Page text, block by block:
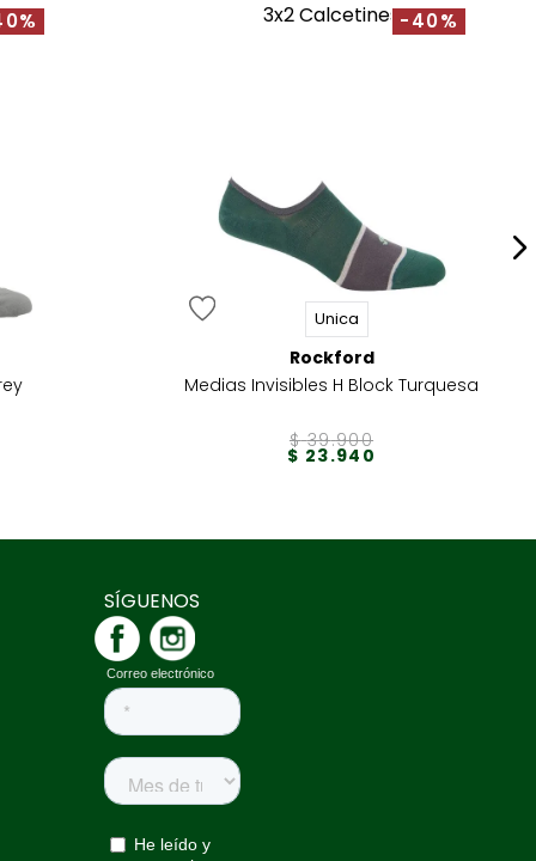
-40%
3x2 Calcetines
Unica
Rockford
Medias Invisibles H Block Turquesa
$ 39.900
$ 23.940
SÍGUENOS